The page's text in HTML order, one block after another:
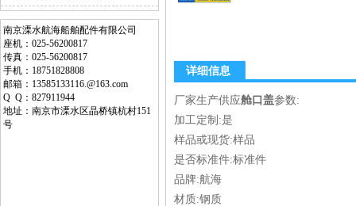
南京溧水航海船舶配件有限公司
座机：025-56200817
传真：025-56200817
手机：18751828808
邮箱：13585133116.@163.com
Q Q：827911944
地址：南京市溧水区晶桥镇杭村151
号
详细信息
厂家生产供应舱口盖参数:
加工定制:是
样品或现货:样品
是否标准件:标准件
品牌:航海
材质:钢质